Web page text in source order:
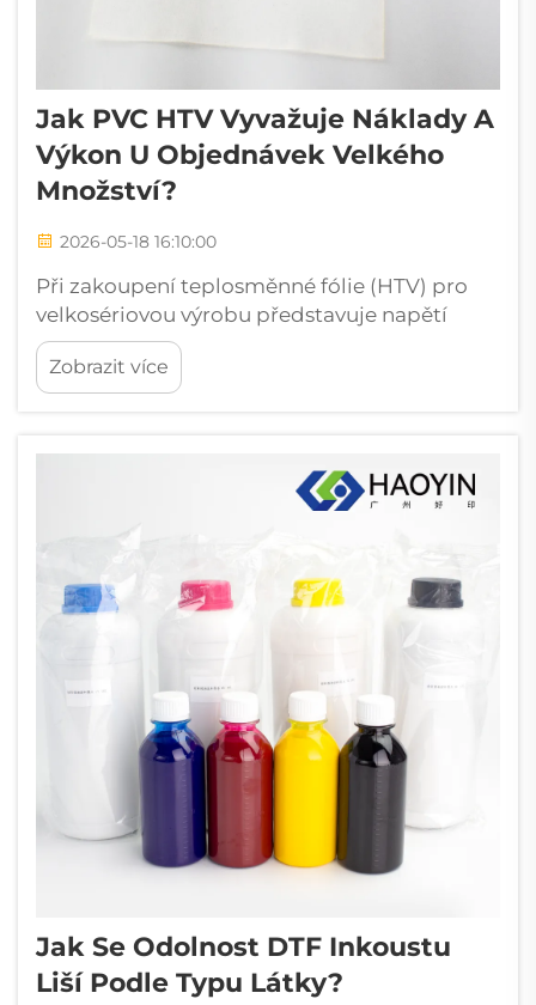
Jak PVC HTV Vyvažuje Náklady A
Výkon U Objednávek Velkého
Množství?
2026-05-18 16:10:00
Při zakoupení teplosměnné fólie (HTV) pro
velkosériovou výrobu představuje napětí
mezi rozpočtem a kvalitou stálou výzvu jak
pro dekoratéry, tak pro výrobce oděvů a
tiskařské provozy. PVC HTV se ukázala jako
Zobrazit více
Jak Se Odolnost DTF Inkoustu
Liší Podle Typu Látky?